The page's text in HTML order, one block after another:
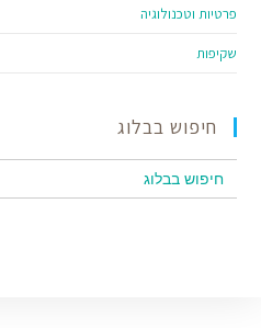
פרטיות וטכנולוגיה
שקיפות
חיפוש בבלוג
Search
for:
SEARCH BUTTON